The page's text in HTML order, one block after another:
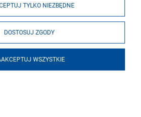
TYLKO NIEZBĘDNE
DOSTOSUJ ZGODY
WSZYSTKIE